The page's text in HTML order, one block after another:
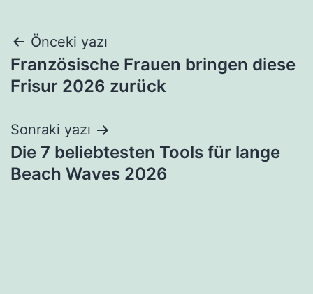
Yazı
gezinmesi
Önceki yazı
Französische Frauen bringen diese
Frisur 2026 zurück
Sonraki yazı
Die 7 beliebtesten Tools für lange
Beach Waves 2026